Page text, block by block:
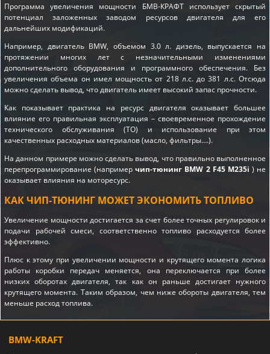
Программа увеличения мощности БМВ-КРАФТ использует скрытый
потенциал заложенных заводом ресурсов двигателя для его
дальнейших модификаций.
Например, двигатель BMW, объемом 3.0 л. дизель, выпускается на
протяжении многих лет с незначительными изменениями
дополнительного оборудования и программного обеспечения. Без
увеличения объема он имел мощность от 218 л.с. до 381 л.с. Отсюда
можно сделать вывод, что двигатель имеет высокий запас прочности.
Как показывает практика на ресурс двигателя оказывает большее
влияние его правильная эксплуатация – своевременное прохождение
технического обслуживания (ТО) и использование при этом
качественных расходных материалов (масло, фильтры….).
На данном примере можно сделать вывод, что правильно выполненное
перепрограммирование (напримерчип-тюнинг BMW 2 F45 M235i ) не
оказывает влияния на моторесурс.
КАК ЧИП-ТЮНИНГ МОЖЕТ ЭКОНОМИТЬ ТОПЛИВО
Увеличение мощности достигается за счет более точных регулировок и
подачи рабочей смеси, соответственно топливо расходуется более
эффективно.
Плюс к этому при увеличении мощности и крутящего момента логика
работы коробки передач меняется, она переключается при более
низких оборотах двигателя, так как он раньше достигает нужного
крутящего момента. Таким образом, чем ниже обороты двигателя, тем
меньше расход топлива.
BMW-KRAFT